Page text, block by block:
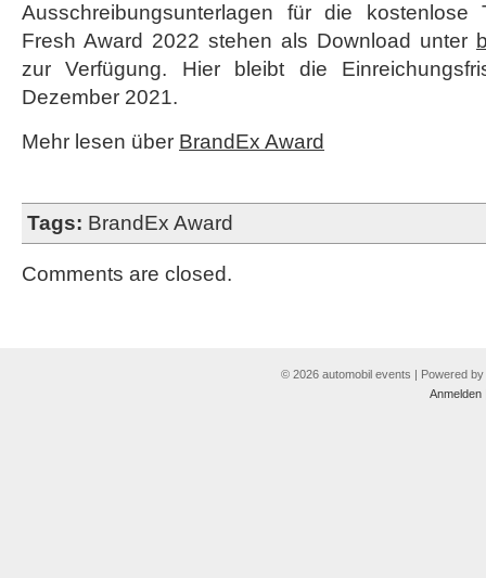
Ausschreibungsunterlagen für die kostenlose
Fresh Award 2022 stehen als Download unter
zur Verfügung. Hier bleibt die
Dezember 2021.
Mehr lesen über BrandEx Award
Tags: BrandEx Award
Comments are closed.
© 2026 automobil events | Powered by
Anmelden|